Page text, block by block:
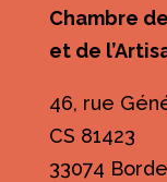
Chambre
et de
46, rue
CS 81423
33074